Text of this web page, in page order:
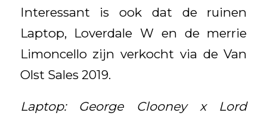
Interessant is ook dat de ruinen
Laptop, Loverdale W en de merrie
Limoncello zijn verkocht via de Van
Olst Sales 2019.
Laptop: George Clooney x Lord